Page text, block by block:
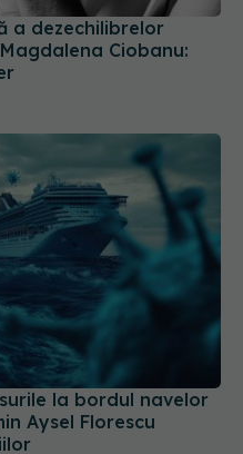
Ciobanu:
Aysel Florescu